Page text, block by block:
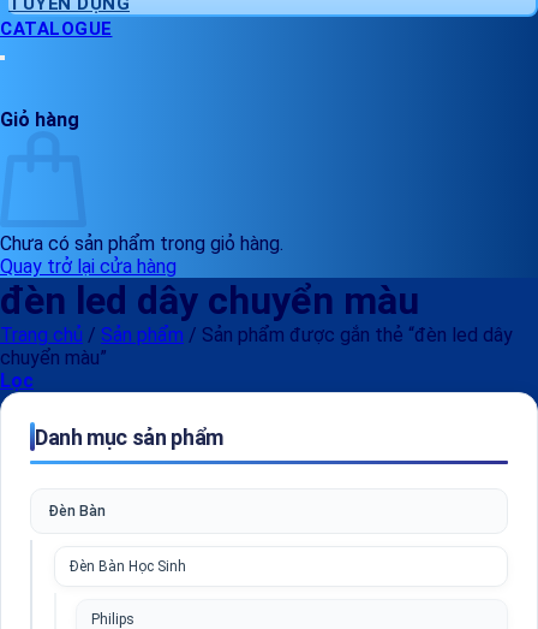
CATALOGUE
Giỏ hàng
Chưa có sản phẩm trong giỏ hàng.
Quay trở lại cửa hàng
đèn led dây chuyển màu
Trang chủ / Sản phẩm / Sản phẩm được gắn thẻ “đèn led dây
chuyển màu”
Lọc
Danh mục sản phẩm
Đèn Bàn
Đèn Bàn Học Sinh
Philips